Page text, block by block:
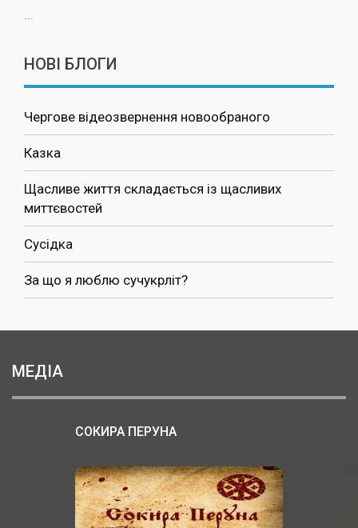
...
НОВІ БЛОГИ
Чергове відеозвернення новообраного
Казка
Щасливе життя складається із щасливих
миттєвостей
Сусідка
За що я люблю сучукрліт?
МЕДІА
СОКИРА ПЕРУНА